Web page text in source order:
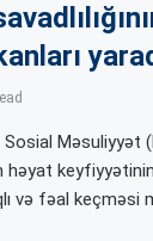
Məsuliyyət
həyat
və fəal keçməsi